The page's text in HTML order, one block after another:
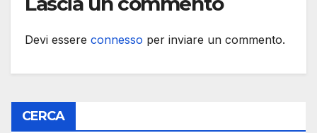
Devi essere connesso per inviare un commento.
CERCA